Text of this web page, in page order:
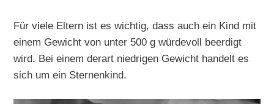
Für viele Eltern ist es wichtig, dass auch ein Kind mit
einem Gewicht von unter 500 g würdevoll beerdigt
wird. Bei einem derart niedrigen Gewicht handelt es
sich um ein Sternenkind.